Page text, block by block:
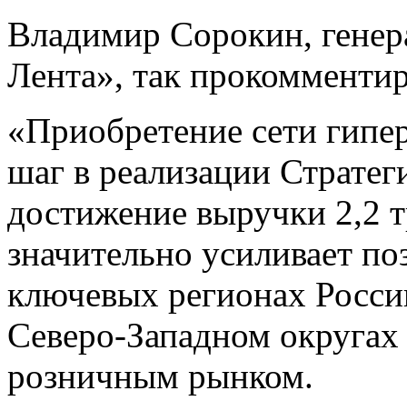
Владимир Сорокин,
Лента», так
«Приобретение сети
шаг в реализации
достижение выручки 2,2
значительно усиливает
ключевых регионах
Северо-Западном
розничным рынком.